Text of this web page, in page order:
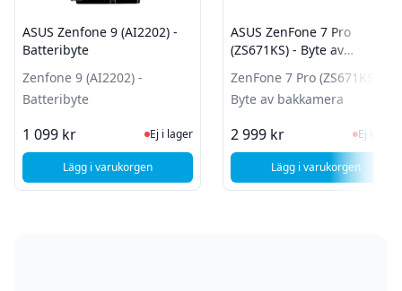
ASUS Zenfone 9 (AI2202) -
Batteribyte
Zenfone 9 (AI2202) -
Batteribyte
1 099 kr Ej i lager, besök produktsidan för
Ej i lager
Lägg i varukorgen, ASUS Zenfone 9 (AI2202) - Batteribyte
ASUS ZenFone 7 Pro
(ZS671KS) - Byte av
ZenFone 7 Pro (ZS671KS) -
Byte av bakkamera
2 999 kr Ej i
Ej i lager
Lägg i varukorgen
, ASUS ZenFone